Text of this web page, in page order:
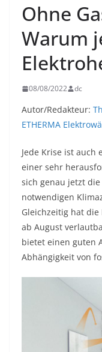
Ohne
Warum
08/08/2022 dc
Autor/Redakteur:
ETHERMA
Jede Krise ist auch
einer sehr
sich genau jetzt
notwendigen
Gleichzeitig hat die
ab August
bietet einen guten
Abhängigkeit von